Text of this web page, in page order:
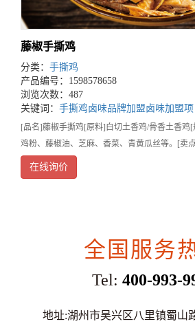
藤椒手撕鸡
分类： 手撕鸡
产品编号：1598578658
浏览次数：487
关键词： 手撕鸡卤味品牌加盟卤味加盟项
[品名]藤椒手撕鸡[原料]白切土香鸡/骨香土香鸡
鸡粉、藤椒油、芝麻、香菜、青黄瓜丝等。[卖
嫩白切鸡，香麻酥脆,回味无穷。[流程]第一步:
自然解冻，鲜
在线询价
全国服务
Tel: 400-993-
地址:湖州市吴兴区八里镇蜀山